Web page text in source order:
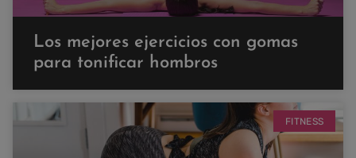
Los mejores ejercicios con gomas
para tonificar hombros
FITNESS